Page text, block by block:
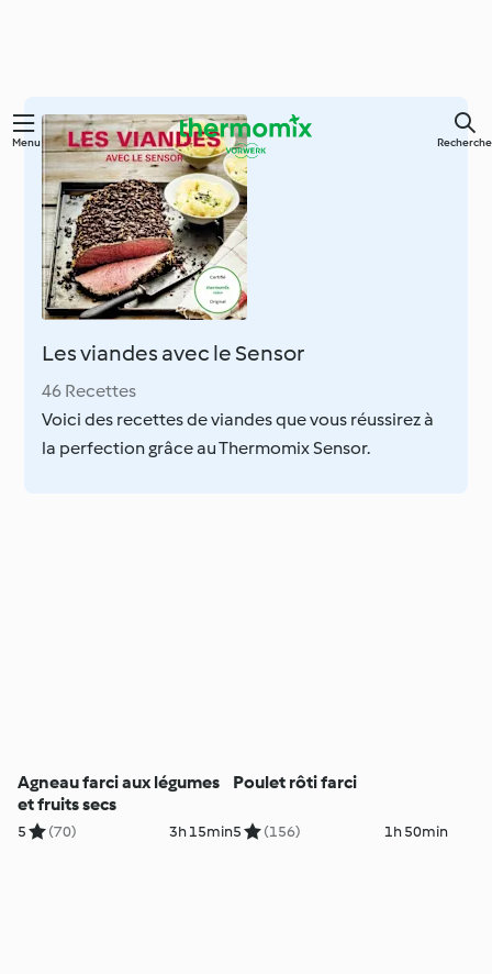
Skip
content
Menu Recherche
Les viandes avec le Sensor
46 Recettes
Voici des recettes de viandes que vous réussirez à
la perfection grâce au Thermomix Sensor.
Agneau farci aux légumes
et fruits secs
5 (70) 3h 15min
Poulet rôti farci
5 (156) 1h 50min